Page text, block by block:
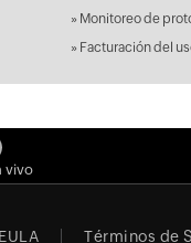
» Monitoreo de
» Facturación del
vivo
EULA Términos de